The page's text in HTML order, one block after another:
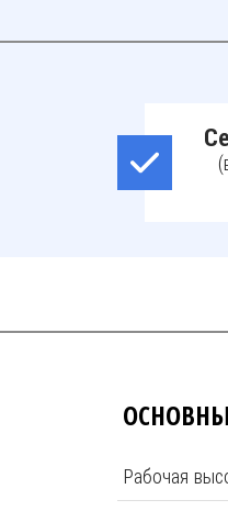
Рабочая